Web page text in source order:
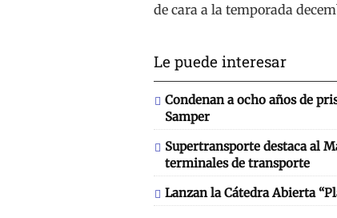
de cara a la temporada
Le puede interesar
Condenan a ocho años de
Samper
Supertransporte destaca al
terminales de transporte
Lanzan la Cátedra Abierta